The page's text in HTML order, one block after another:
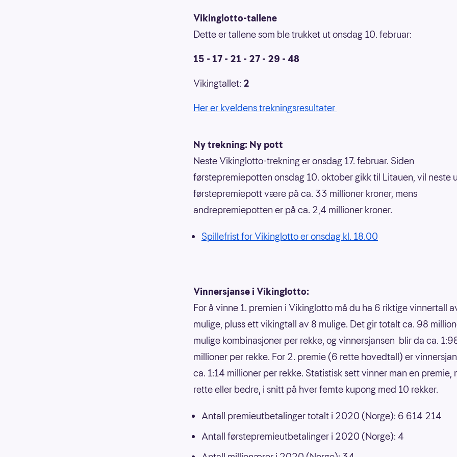
Vikinglotto-tallene
Dette er tallene som ble trukket ut onsdag 10. februar:
15 - 17 - 21 - 27 - 29 - 48
Vikingtallet: 2
Her er kveldens trekningsresultater
Ny trekning: Ny pott
Neste Vikinglotto-trekning er onsdag 17. februar. Siden
førstepremiepotten onsdag 10. oktober gikk til Litauen, vil neste
førstepremiepott være på ca. 33 millioner kroner, mens
andrepremiepotten er på ca. 2,4 millioner kroner.
Spillefrist for Vikinglotto er onsdag kl. 18.00
Vinnersjanse i Vikinglotto:
For å vinne 1. premien i Vikinglotto må du ha 6 riktige vinnertall
mulige, pluss ett vikingtall av 8 mulige. Det gir totalt ca. 98
mulige kombinasjoner per rekke, og vinnersjansen blir da ca.
millioner per rekke. For 2. premie (6 rette hovedtall) er
ca. 1:14 millioner per rekke. Statistisk sett vinner man en premie,
rette eller bedre, i snitt på hver femte kupong med 10 rekker.
Antall premieutbetalinger totalt i 2020 (Norge): 6 614 214
Antall førstepremieutbetalinger i 2020 (Norge): 4